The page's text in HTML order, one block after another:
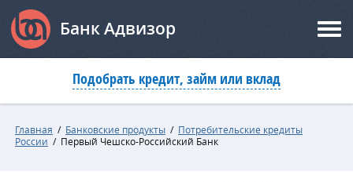
Банк Адвизор
Подобрать кредит, займ или вклад
Главная / Банковские продукты / Потребительские кредиты
России / Первый Чешско-Российский Банк